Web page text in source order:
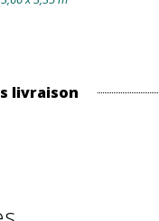
livraison